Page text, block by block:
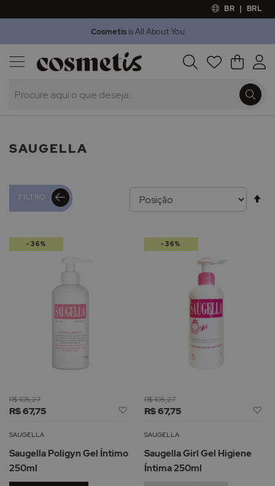
BR | BRL
Cosmetisis All About You
Procura O Meu
Outlet
SAUGELLA
FILTRO
R$ 67,75
R$ 105,27
Adicionar
Lista
Desejos
SAUGELLA
Saugella Poligyn Gel Íntimo
250ml
-36%
R$ 67,75
R$ 105,27
SAUGELLA
Saugella Girl Gel Higiene
Íntima 250ml
-36%